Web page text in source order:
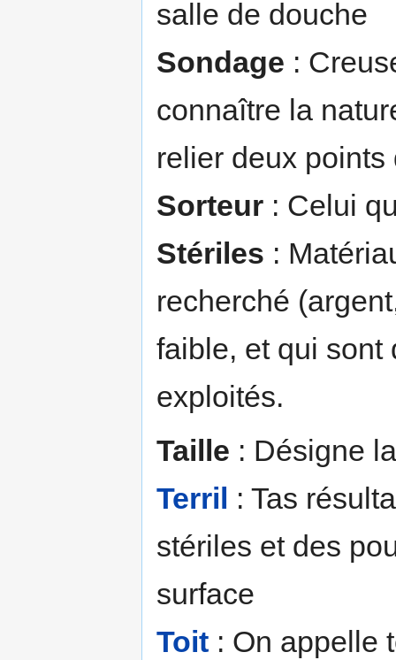
salle de douche
Sondage :
connaître la
relier deux points
Sorteur : Celui
Stériles :
recherché
faible, et qui sont
exploités.
Taille : Désigne
Terril
: Tas
stériles et des
surface
Toit : On appelle